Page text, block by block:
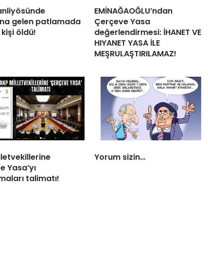
gelen patlamada
öldü!
EMİNAĞAOĞLU’ndan
Çerçeve Yasa
değerlendirmesi: İHANET VE
HIYANET YASA İLE
MEŞRULAŞTIRILAMAZ!
Yasa’yı
talimatı!
Yorum sizin…